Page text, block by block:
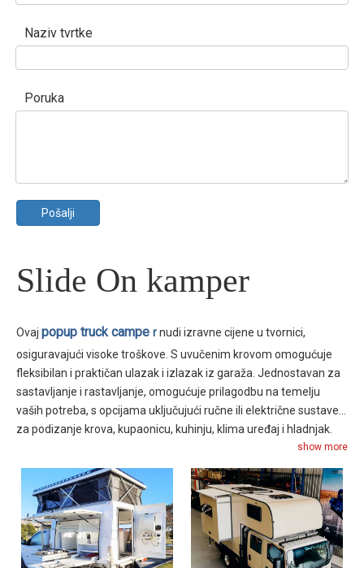
Naziv tvrtke
Poruka
Pošalji
Slide On kamper
Ovaj popup truck campe rnudi izravne cijene u tvornici,
osiguravajući visoke troškove. S uvučenim krovom omogućuje
fleksibilan i praktičan ulazak i izlazak iz garaža. Jednostavan za
sastavljanje i rastavljanje, omogućuje prilagodbu na temelju
vaših potreba, s opcijama uključujući ručne ili električne sustave
za podizanje krova, kupaonicu, kuhinju, klima uređaj i hladnjak.
show more